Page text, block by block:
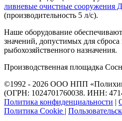
ливневые очистные
(производительность 5 л/с).
Наше оборудование
значений, допустимых для
рыбохозяйственного назначения.
Производственная площадка
©1992 - 2026 ООО НПП
(ОГРН: 1024701760038. ИНН:
Политика конфиденциальности |
Политика Cookie |